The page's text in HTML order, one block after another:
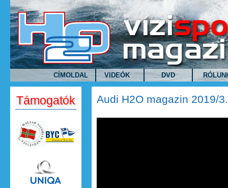
Ugrás a tartalomra
CÍMOLDAL VIDEÓK DVD
Audi H2O magazin 2019/
Támogatók
Uniqa.png